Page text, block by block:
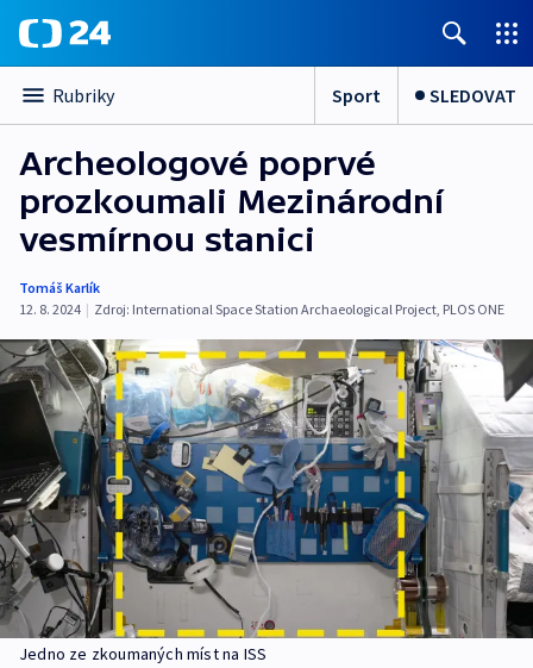
Rubriky Sport SLEDOVAT
Archeologové poprvé
prozkoumali Mezinárodní
vesmírnou stanici
Tomáš Karlík
12. 8. 2024 | Zdroj: International Space Station Archaeological Project, PLOS ONE
Jedno ze zkoumaných míst na ISS